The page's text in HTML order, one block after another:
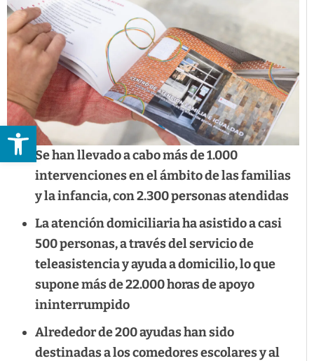
Abrir barra de herramientas
Se han llevado a cabo más de 1.000
intervenciones en el ámbito de las familias
y la infancia, con 2.300 personas atendidas
La atención domiciliaria ha asistido a casi
500 personas, a través del servicio de
teleasistencia y ayuda a domicilio, lo que
supone más de 22.000 horas de apoyo
ininterrumpido
Alrededor de 200 ayudas han sido
destinadas a los comedores escolares y al